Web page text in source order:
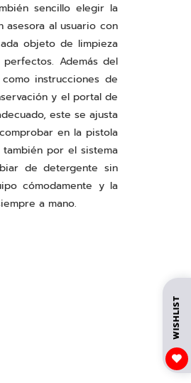
sencillo elegir la
asesora al usuario con
objeto de limpieza
Además del
instrucciones de
y el portal de
este se ajusta
en la pistola
también por el sistema
de detergente sin
cómodamente y la
a mano.
WISHLIST